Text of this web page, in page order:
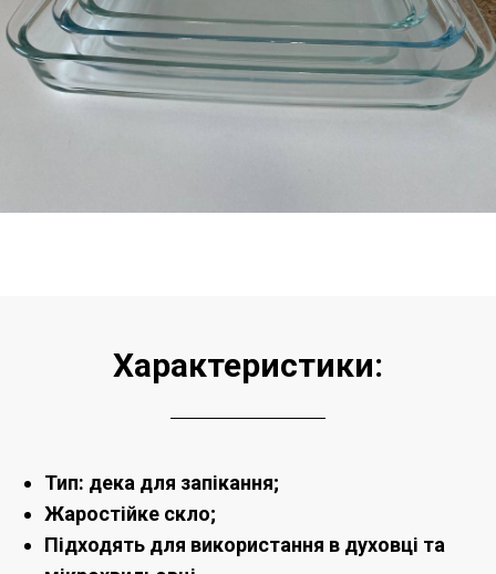
Характеристики:
Тип: дека для запікання;
Жаростійке скло;
Підходять для використання в духовці та